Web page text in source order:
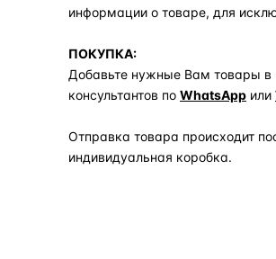
информации о товаре, для
ПОКУПКА:
Добавьте нужные Вам товары в
консультантов по WhatsApp или
Отправка товара происходит
индивидуальная коробка.